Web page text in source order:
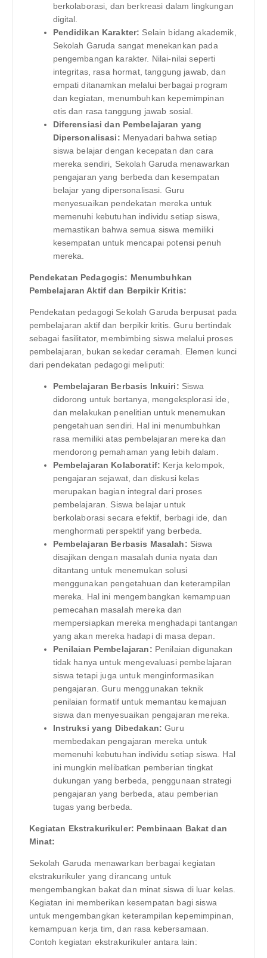
berkolaborasi, dan berkreasi dalam lingkungan
digital.
Pendidikan Karakter: Selain bidang akademik,
Sekolah Garuda sangat menekankan pada
pengembangan karakter. Nilai-nilai seperti
integritas, rasa hormat, tanggung jawab, dan
empati ditanamkan melalui berbagai program
dan kegiatan, menumbuhkan kepemimpinan
etis dan rasa tanggung jawab sosial.
Diferensiasi dan Pembelajaran yang
Dipersonalisasi: Menyadari bahwa setiap
siswa belajar dengan kecepatan dan cara
mereka sendiri, Sekolah Garuda menawarkan
pengajaran yang berbeda dan kesempatan
belajar yang dipersonalisasi. Guru
menyesuaikan pendekatan mereka untuk
memenuhi kebutuhan individu setiap siswa,
memastikan bahwa semua siswa memiliki
kesempatan untuk mencapai potensi penuh
mereka.
Pendekatan Pedagogis: Menumbuhkan
Pembelajaran Aktif dan Berpikir Kritis:
Pendekatan pedagogi Sekolah Garuda berpusat pada
pembelajaran aktif dan berpikir kritis. Guru bertindak
sebagai fasilitator, membimbing siswa melalui proses
pembelajaran, bukan sekedar ceramah. Elemen kunci
dari pendekatan pedagogi meliputi:
Pembelajaran Berbasis Inkuiri: Siswa
didorong untuk bertanya, mengeksplorasi ide,
dan melakukan penelitian untuk menemukan
pengetahuan sendiri. Hal ini menumbuhkan
rasa memiliki atas pembelajaran mereka dan
mendorong pemahaman yang lebih dalam.
Pembelajaran Kolaboratif: Kerja kelompok,
pengajaran sejawat, dan diskusi kelas
merupakan bagian integral dari proses
pembelajaran. Siswa belajar untuk
berkolaborasi secara efektif, berbagi ide, dan
menghormati perspektif yang berbeda.
Pembelajaran Berbasis Masalah: Siswa
disajikan dengan masalah dunia nyata dan
ditantang untuk menemukan solusi
menggunakan pengetahuan dan keterampilan
mereka. Hal ini mengembangkan kemampuan
pemecahan masalah mereka dan
mempersiapkan mereka menghadapi tantangan
yang akan mereka hadapi di masa depan.
Penilaian Pembelajaran: Penilaian digunakan
tidak hanya untuk mengevaluasi pembelajaran
siswa tetapi juga untuk menginformasikan
pengajaran. Guru menggunakan teknik
penilaian formatif untuk memantau kemajuan
siswa dan menyesuaikan pengajaran mereka.
Instruksi yang Dibedakan: Guru
membedakan pengajaran mereka untuk
memenuhi kebutuhan individu setiap siswa. Hal
ini mungkin melibatkan pemberian tingkat
dukungan yang berbeda, penggunaan strategi
pengajaran yang berbeda, atau pemberian
tugas yang berbeda.
Kegiatan Ekstrakurikuler: Pembinaan Bakat dan
Minat:
Sekolah Garuda menawarkan berbagai kegiatan
ekstrakurikuler yang dirancang untuk
mengembangkan bakat dan minat siswa di luar kelas.
Kegiatan ini memberikan kesempatan bagi siswa
untuk mengembangkan keterampilan kepemimpinan,
kemampuan kerja tim, dan rasa kebersamaan.
Contoh kegiatan ekstrakurikuler antara lain: